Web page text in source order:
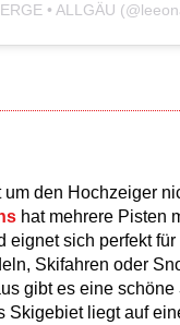
• ALLGÄU
den Hochzeiger
hat mehrere Pisten
eignet sich perfekt für
Skifahren oder
gibt es eine schöne
Skigebiet liegt auf